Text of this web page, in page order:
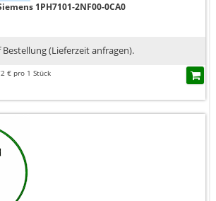
1PH7101-2NF00-0CA0
(Lieferzeit anfragen).
€ pro 1 Stück